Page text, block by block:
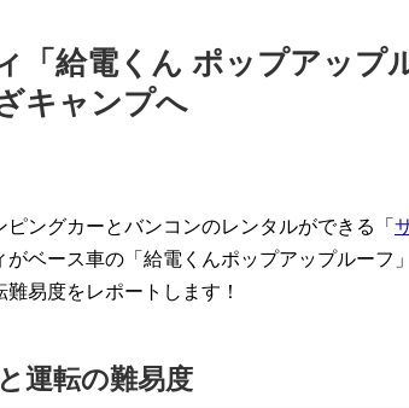
「給電くん ポップアップ
キャンプへ
ングカーとバンコンのレンタルができる「
がベース車の「給電くんポップアップルーフ
易度をレポートします！
運転の難易度